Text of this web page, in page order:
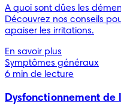
A quoi sont dûes les
Découvrez nos conseils
apaiser les irritations.
En savoir plus
Symptômes généraux
6 min de lecture
Dysfonctionnement de